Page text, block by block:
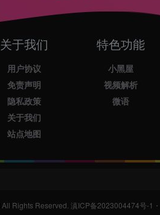
关于我们
用户协议
免责声明
隐私政策
关于我们
站点地图
特色功能
小黑屋
视频解析
微语
All Rights Reserved. 滇ICP备2023004474号-1 ・